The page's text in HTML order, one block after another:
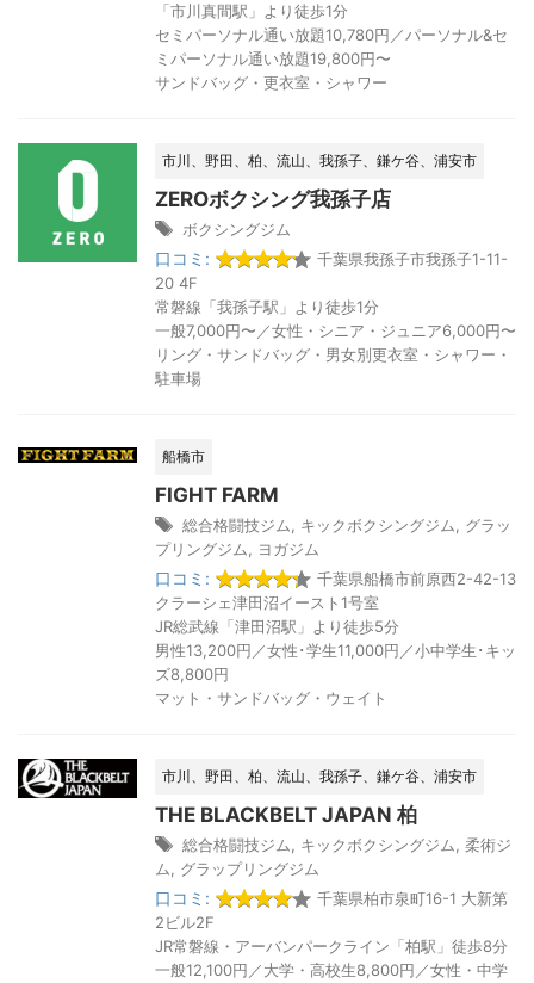
「市川真間駅」より徒歩1分
セミパーソナル通い放題10,780円／パーソナル&セ
ミパーソナル通い放題19,800円〜
サンドバッグ・更衣室・シャワー
市川、野田、柏、流山、我孫子、鎌ケ谷、浦安市
ZEROボクシング我孫子店
ボクシングジム
口コミ:
千葉県我孫子市我孫子1-11-
20 4F
常磐線「我孫子駅」より徒歩1分
一般7,000円〜／女性・シニア・ジュニア6,000円〜
リング・サンドバッグ・男女別更衣室・シャワー・
駐車場
船橋市
FIGHT FARM
総合格闘技ジム キックボクシングジム
グラッ
プリングジム
ヨガジム
口コミ:
千葉県船橋市前原西2-42-13
クラーシェ津田沼イースト1号室
JR総武線「津田沼駅」より徒歩5分
男性13,200円／女性･学生11,000円／小中学生･キッ
ズ8,800円
マット・サンドバッグ・ウェイト
市川、野田、柏、流山、我孫子、鎌ケ谷、浦安市
THE BLACKBELT JAPAN 柏
総合格闘技ジム キックボクシングジム
柔術ジ
ム
グラップリングジム
口コミ:
千葉県柏市泉町16-1 大新第
2ビル2F
JR常磐線・アーバンパークライン「柏駅」徒歩8分
一般12,100円／大学・高校生8,800円／女性・中学